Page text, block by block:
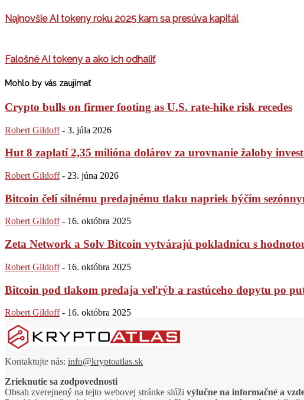
Najnovšie AI tokeny roku 2025 kam sa presúva kapitál
Falošné AI tokeny a ako ich odhaliť
Mohlo by vás zaujímať
Crypto bulls on firmer footing as U.S. rate-hike risk recedes
Robert Gildoff - 3. júla 2026
Hut 8 zaplatí 2,35 milióna dolárov za urovnanie žaloby
Robert Gildoff - 23. júna 2026
Bitcoin čelí silnému predajnému tlaku napriek býčím
Robert Gildoff - 16. októbra 2025
Zeta Network a Solv Bitcoin vytvárajú pokladnicu s
Robert Gildoff - 16. októbra 2025
Bitcoin pod tlakom predaja veľrýb a rastúceho dopytu po
Robert Gildoff - 16. októbra 2025
Kontaktujte nás: info@kryptoatlas.sk
Zrieknutie sa zodpovednosti
Obsah zverejnený na tejto webovej stránke slúži výlučne na informačné a